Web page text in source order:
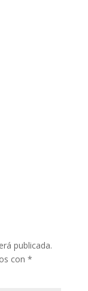
publicada.
con *